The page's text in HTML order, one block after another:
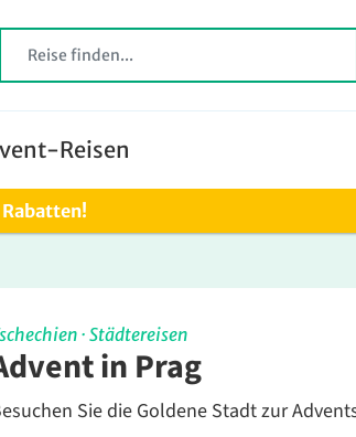
Reisen
· Städtereisen
in Prag
Sie die Goldene Stadt zur